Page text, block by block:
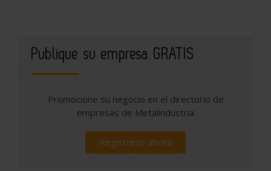
Publique su empresa GRATIS
Promocione su negocio en el directorio de
empresas de Metalindustria
Regístrese ahora